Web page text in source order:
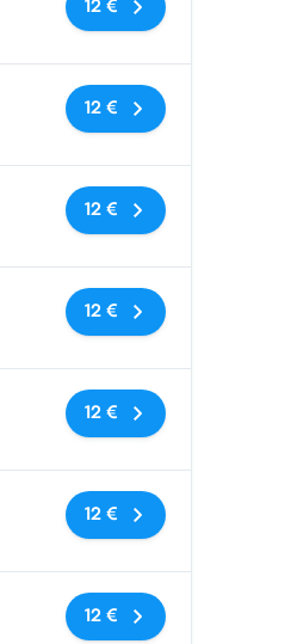
12 €
Nessun tag
12 €
Nessun tag
12 €
Nessun tag
12 €
Nessun tag
12 €
Nessun tag
12 €
Nessun tag
12 €